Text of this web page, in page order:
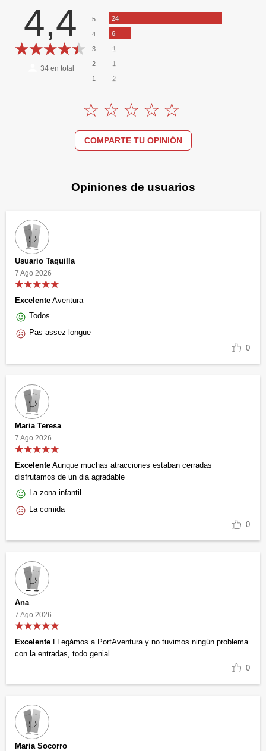
4,4
34 en total
5 24
4 6
3 1
2 1
1 2
COMPARTE TU OPINIÓN
Opiniones de usuarios
Usuario Taquilla
7 Ago 2026
Excelente Aventura
Todos
Pas assez longue
0
Maria Teresa
7 Ago 2026
Excelente Aunque muchas atracciones estaban cerradas
disfrutamos de un dia agradable
La zona infantil
La comida
0
Ana
7 Ago 2026
Excelente LLegámos a PortAventura y no tuvimos ningún problema
con la entradas, todo genial.
0
Maria Socorro